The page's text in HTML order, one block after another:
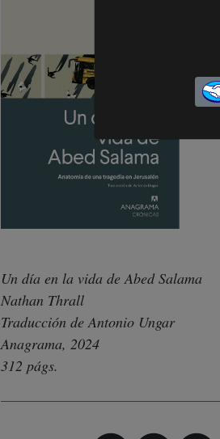
Un día en la vida de Abed Salama
Nathan Thrall
Traducción de Antonio Ungar
Anagrama, 2024
312 págs.